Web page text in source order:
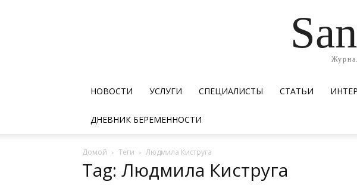
НОВОСТИ УСЛУГИ СПЕЦИАЛИСТЫ СТАТЬИ
ДНЕВНИК БЕРЕМЕННОСТИ
Домой Теги Людмила Киструга
Tag: Людмила Киструга